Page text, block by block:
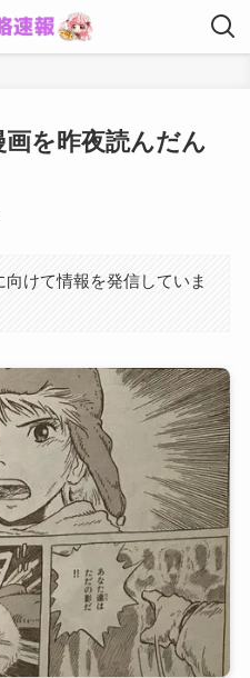
を昨夜読んだん
けて情報を発信していま